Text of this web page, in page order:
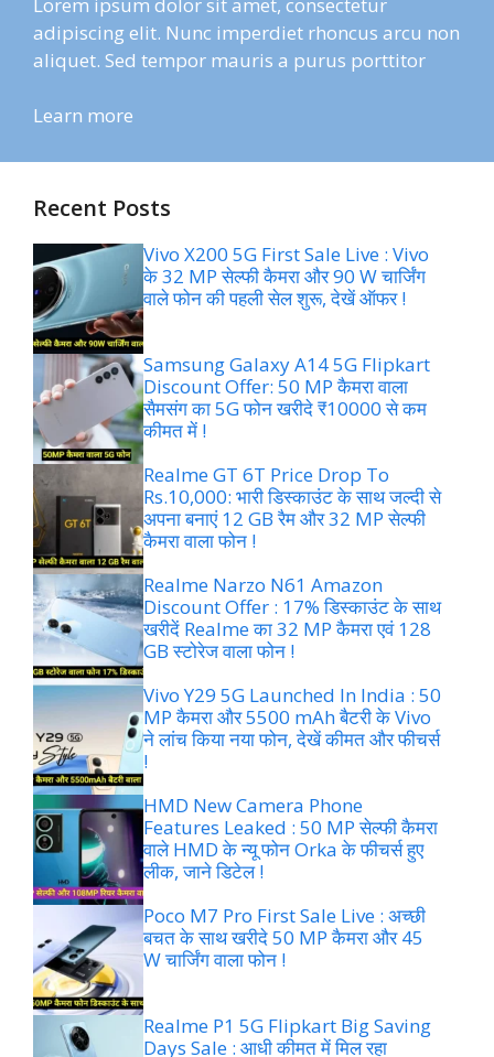
adipiscing elit. Nunc imperdiet rhoncus arcu non
aliquet. Sed tempor mauris a purus porttitor
Learn more
Recent Posts
Vivo X200 5G First Sale Live : Vivo
के 32 MP सेल्फी कैमरा और 90 W चार्जिंग
वाले फोन की पहली सेल शुरू, देखें ऑफर !
Samsung Galaxy A14 5G Flipkart
Discount Offer: 50 MP कैमरा वाला
सैमसंग का 5G फोन खरीदे ₹10000 से कम
कीमत में !
Realme GT 6T Price Drop To
Rs.10,000: भारी डिस्काउंट के साथ जल्दी से
अपना बनाएं 12 GB रैम और 32 MP सेल्फी
कैमरा वाला फोन !
Realme Narzo N61 Amazon
Discount Offer : 17% डिस्काउंट के साथ
खरीदें Realme का 32 MP कैमरा एवं 128
GB स्टोरेज वाला फोन !
Vivo Y29 5G Launched In India : 50
MP कैमरा और 5500 mAh बैटरी के Vivo
ने लांच किया नया फोन, देखें कीमत और फीचर्स
!
HMD New Camera Phone
Features Leaked : 50 MP सेल्फी कैमरा
वाले HMD के न्यू फोन Orka के फीचर्स हुए
लीक, जाने डिटेल !
Poco M7 Pro First Sale Live : अच्छी
बचत के साथ खरीदे 50 MP कैमरा और 45
W चार्जिंग वाला फोन !
Realme P1 5G Flipkart Big Saving
Days Sale : आधी कीमत में मिल रहा